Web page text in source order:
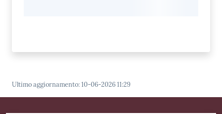
Ultimo aggiornamento:10-06-2026 11:29